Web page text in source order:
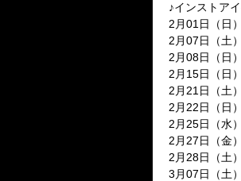
♪インストア
2月01日（日
2月07日（土
2月08日（日
2月15日（日
2月21日（土
2月22日（日
2月25日（水
2月27日（金
2月28日（土
3月07日（土